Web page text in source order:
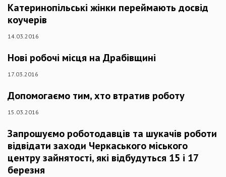
Катеринопільські жінки переймають досвід
коучерів
14.03.2016
Нові робочі місця на Драбівщині
17.03.2016
Допомогаємо тим, хто втратив роботу
15.03.2016
Запрошуємо роботодавців та шукачів роботи
відвідати заходи Черкаського міського
центру зайнятості, які відбудуться 15 і 17
березня